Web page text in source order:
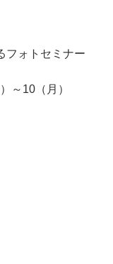
ォトセミナー
～10（月）